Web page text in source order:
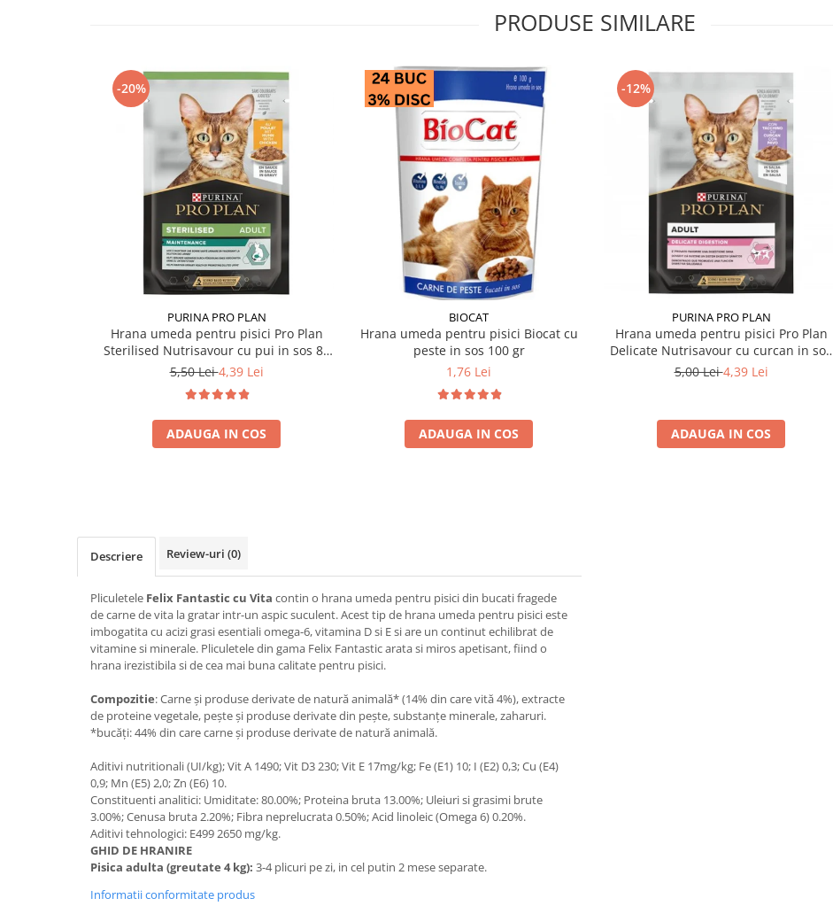
PRODUSE SIMILARE
-20%
PURINA PRO PLAN
Hrana umeda pentru pisici Pro Plan
Sterilised Nutrisavour cu pui in sos 85
gr
5,50 Lei4,39 Lei
ADAUGA IN COS
BIOCAT
Hrana umeda pentru pisici Biocat cu
peste in sos 100 gr
1,76 Lei
ADAUGA IN COS
-12%
PURINA PRO PLAN
Hrana umeda pentru pisici Pro Plan
Delicate Nutrisavour cu curcan in sos
85 gr
5,00 Lei4,39 Lei
ADAUGA IN COS
Descriere Review-uri (0)
Pliculetele Felix Fantastic cu Vita contin o hrana umeda pentru pisici din bucati fragede
de carne de vita la gratar intr-un aspic suculent. Acest tip de hrana umeda pentru pisici este
imbogatita cu acizi grasi esentiali omega-6, vitamina D si E si are un continut echilibrat de
vitamine si minerale. Pliculetele din gama Felix Fantastic arata si miros apetisant, fiind o
hrana irezistibila si de cea mai buna calitate pentru pisici.
Compozitie: Carne și produse derivate de natură animală* (14% din care vită 4%), extracte
de proteine vegetale, pește și produse derivate din pește, substanțe minerale, zaharuri.
*bucăți: 44% din care carne și produse derivate de natură animală.
Aditivi nutritionali (UI/kg); Vit A 1490; Vit D3 230; Vit E 17mg/kg; Fe (E1) 10; I (E2) 0,3; Cu (E4)
0,9; Mn (E5) 2,0; Zn (E6) 10.
Constituenti analitici: Umiditate: 80.00%; Proteina bruta 13.00%; Uleiuri si grasimi brute
3.00%; Cenusa bruta 2.20%; Fibra neprelucrata 0.50%; Acid linoleic (Omega 6) 0.20%.
Aditivi tehnologici: E499 2650 mg/kg.
GHID DE HRANIRE
Pisica adulta (greutate 4 kg): 3-4 plicuri pe zi, in cel putin 2 mese separate.
Informatii conformitate produs